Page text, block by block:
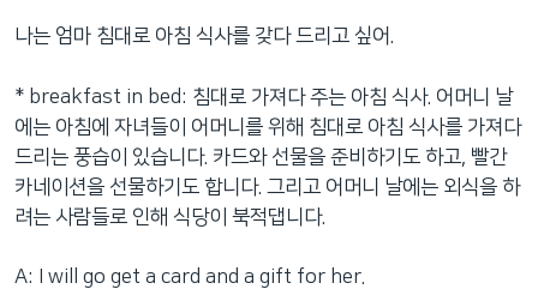
나는 엄마 침대로 아침 식사를 갖다 드리고 싶어.
* breakfast in bed: 침대로 가져다 주는 아침 식사. 어머니 날
에는 아침에 자녀들이 어머니를 위해 침대로 아침 식사를 가져다
드리는 풍습이 있습니다. 카드와 선물을 준비하기도 하고, 빨간
카네이션을 선물하기도 합니다. 그리고 어머니 날에는 외식을 하
려는 사람들로 인해 식당이 북적댑니다.
A: I will go get a card and a gift for her.